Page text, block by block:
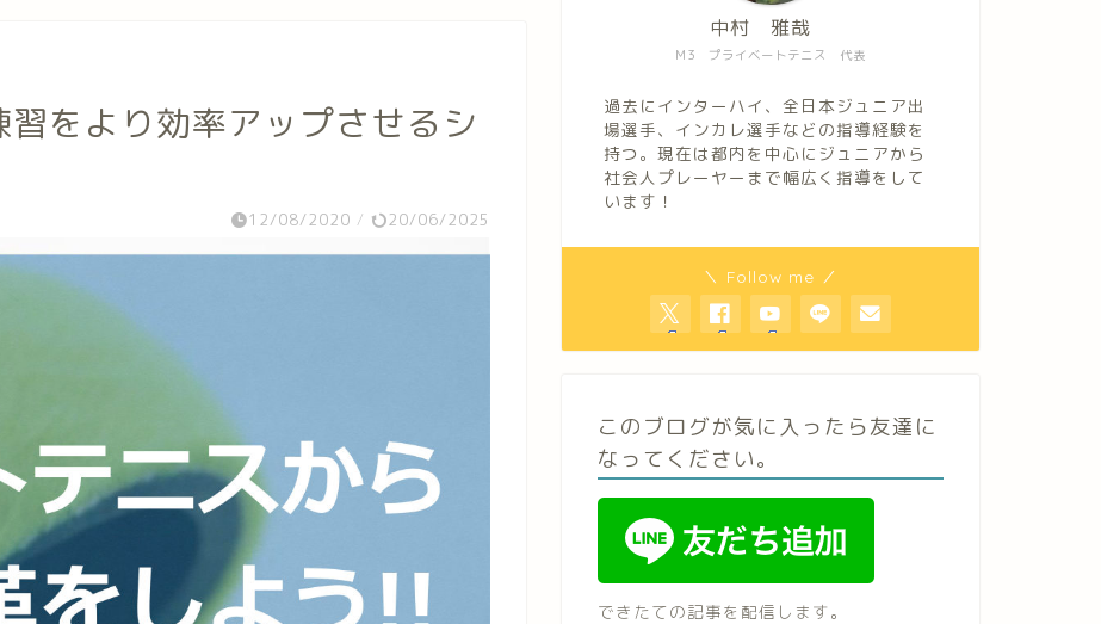
習をより効率アップさせるシ
12/08/2020 / 20/06/2025
M3 プライベートテニス 代表
中村 雅哉
過去にインターハイ、全日本ジュニア出
場選手、インカレ選手などの指導経験を
持つ。現在は都内を中心にジュニアから
社会人プレーヤーまで幅広く指導をして
います！
＼ Follow me ／
このブログが気に入ったら友達に
なってください。
できたての記事を配信します。